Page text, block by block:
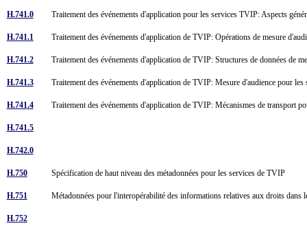
H.741.0 Traitement des événements d'application pour les services TVIP: Aspects
H.741.1 Traitement des événements d'application de TVIP: Opérations de mesure
H.741.2 Traitement des événements d'application de TVIP: Structures de données de
H.741.3 Traitement des événements d'application de TVIP: Mesure d'audience pour
H.741.4 Traitement des événements d'application de TVIP: Mécanismes de transport
H.741.5
H.742.0
H.750 Spécification de haut niveau des métadonnées pour les services de TVIP
H.751 Métadonnées pour l'interopérabilité des informations relatives aux droits
H.752